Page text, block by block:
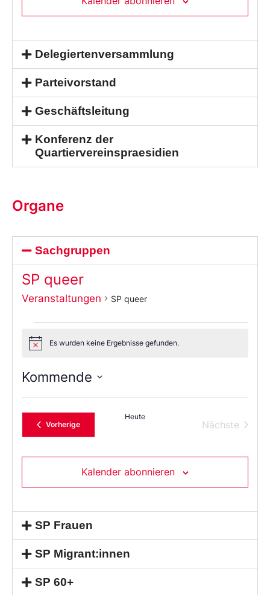
Delegiertenversammlung
Parteivorstand
Geschäftsleitung
Konferenz der
Quartiervereinspraesidien
Organe
Sachgruppen
SP queer
Veranstaltungen SP queer
NoticeEs wurden keine Ergebnisse gefunden.
Kommende
Sie
das
Datum
aus.
VorherigeVeranstaltungen
Heute
Nächste
Kalender abonnieren
SP Frauen
SP Migrant:innen
SP 60+